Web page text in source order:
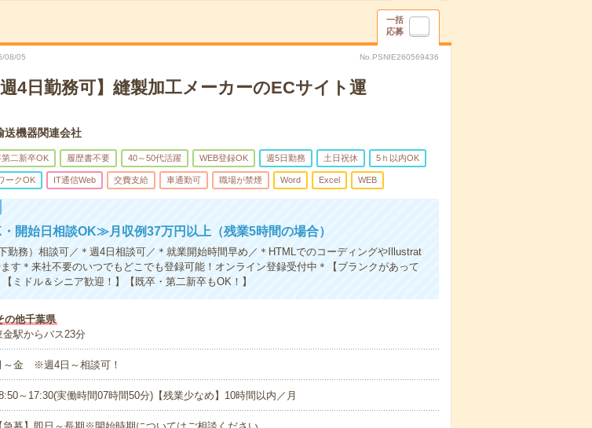
一括
応募
08/05 No.PSNIE260569436
週4日勤務可】縫製加工メーカーのECサイト運
送機器関連会社
第二新卒OK 履歴書不要 40～50代活躍 WEB登録OK 週5日勤務 土日祝休 5ｈ以内OK
ークOK IT通信Web 交費支給 車通勤可 職場が禁煙 Word Excel WEB
開始日相談OK≫月収例37万円以上（残業5時間の場合）
勤務）相談可／＊週4日相談可／＊就業開始時間早め／＊HTMLでのコーディングやIllustrat
す＊来社不要のいつでもどこでも登録可能！オンライン登録受付中＊【ブランクがあって
ミドル＆シニア歓迎！】【既卒・第二新卒もOK！】
の他千葉県
金駅からバス23分
～金 ※週4日～相談可！
～17:30(実働時間07時間50分)【残業少なめ】10時間以内／月